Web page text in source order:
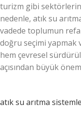
turizm gibi
nedenle, atık su
vadede toplumun
doğru seçimi
hem çevresel
açısından büyük
atık su arıtma